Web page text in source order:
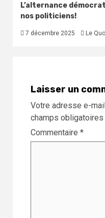
L’alternance
nos politiciens!
7 décembre 2025 Le
Laisser un
Votre adresse e-
champs
Commentaire *